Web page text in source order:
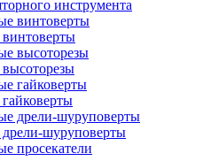
инструмента
шуруповерты